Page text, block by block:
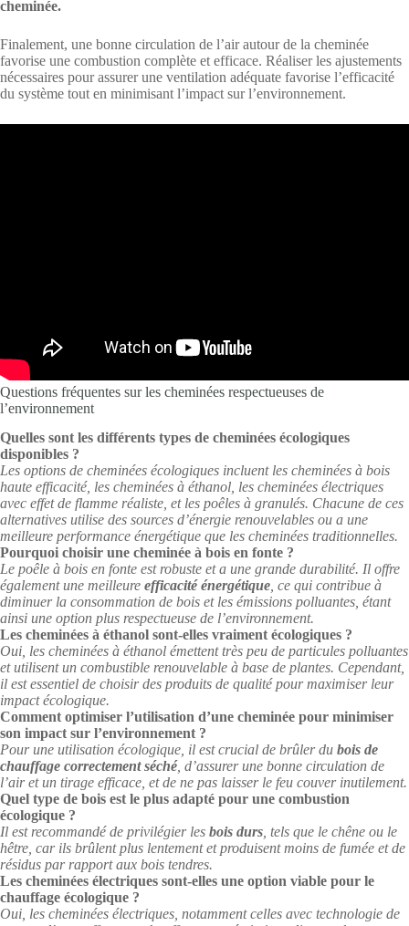
cheminée.
Finalement, une bonne circulation de l’air autour de la cheminée
favorise une combustion complète et efficace. Réaliser les ajustements
nécessaires pour assurer une ventilation adéquate favorise l’efficacité
du système tout en minimisant l’impact sur l’environnement.
Questions fréquentes sur les cheminées respectueuses de
l’environnement
Quelles sont les différents types de cheminées écologiques
disponibles ?
Les options de cheminées écologiques incluent les cheminées à bois
haute efficacité, les cheminées à éthanol, les cheminées électriques
avec effet de flamme réaliste, et les poêles à granulés. Chacune de ces
alternatives utilise des sources d’énergie renouvelables ou a une
meilleure performance énergétique que les cheminées traditionnelles.
Pourquoi choisir une cheminée à bois en fonte ?
Le poêle à bois en fonte est robuste et a une grande durabilité. Il offre
également une meilleure efficacité énergétique , ce qui contribue à
diminuer la consommation de bois et les émissions polluantes, étant
ainsi une option plus respectueuse de l’environnement.
Les cheminées à éthanol sont-elles vraiment écologiques ?
Oui, les cheminées à éthanol émettent très peu de particules polluantes
et utilisent un combustible renouvelable à base de plantes. Cependant,
il est essentiel de choisir des produits de qualité pour maximiser leur
impact écologique.
Comment optimiser l’utilisation d’une cheminée pour minimiser
son impact sur l’environnement ?
Pour une utilisation écologique, il est crucial de brûler du bois de
chauffage correctement séché, d’assurer une bonne circulation de
l’air et un tirage efficace, et de ne pas laisser le feu couver inutilement.
Quel type de bois est le plus adapté pour une combustion
écologique ?
Il est recommandé de privilégier les bois durs , tels que le chêne ou le
hêtre, car ils brûlent plus lentement et produisent moins de fumée et de
résidus par rapport aux bois tendres.
Les cheminées électriques sont-elles une option viable pour le
chauffage écologique ?
Oui, les cheminées électriques, notamment celles avec technologie de